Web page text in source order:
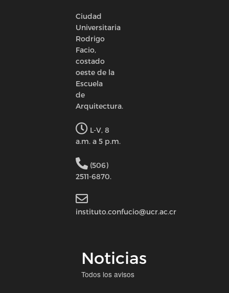
Ciudad
Universitaria
Rodrigo
Facio,
costado
oeste de la
Escuela
de
Arquitectura.
L-V, 8
a.m. a 5 p.m.
(506)
2511-6870.
instituto.confucio@ucr.ac.cr
Noticias
Todos los avisos